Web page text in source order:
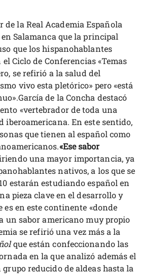
de la Real Academia Española
Salamanca que la principal
que los hispanohablantes
Ciclo de Conferencias «Temas
se refirió a la salud del
vivo esta pletórico» pero «está
de la Concha destacó
«vertebrador de toda una
iberoamericana. En este sentido,
que tienen al español como
«Ese sabor
una mayor importancia, ya
nativos, a los que se
estarán estudiando español en
pieza clave en el desarrollo y
en este continente «donde
un sabor americano muy propio
se refirió una vez más a la
que están confeccionando las
en la que analizó además el
reducido de aldeas hasta la